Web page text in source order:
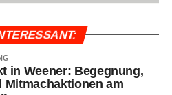
in Wee­ner: Begeg­nung,
Mit­mach­ak­tio­nen am